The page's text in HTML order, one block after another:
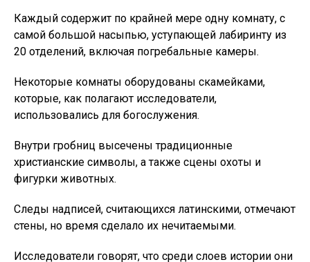
Каждый содержит по крайней мере одну комнату, с
самой большой насыпью, уступающей лабиринту из
20 отделений, включая погребальные камеры.
Некоторые комнаты оборудованы скамейками,
которые, как полагают исследователи,
использовались для богослужения.
Внутри гробниц высечены традиционные
христианские символы, а также сцены охоты и
фигурки животных.
Следы надписей, считающихся латинскими, отмечают
стены, но время сделало их нечитаемыми.
Исследователи говорят, что среди слоев истории они